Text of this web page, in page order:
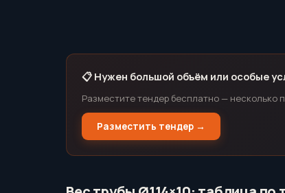
📋 Нужен большой объём или особые
Разместите тендер бесплатно —
Разместить тендер →